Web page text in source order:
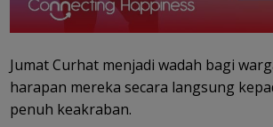
Jumat Curhat menjadi wadah bagi
harapan mereka secara langsung
penuh keakraban.